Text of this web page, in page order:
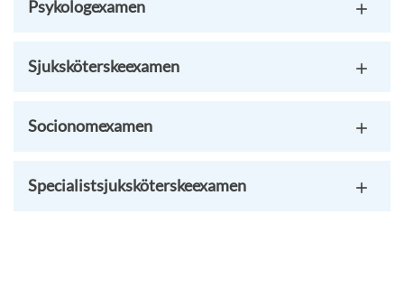
Psykologexamen
Sjuksköterskeexamen
Socionomexamen
Specialistsjuksköterskeexamen